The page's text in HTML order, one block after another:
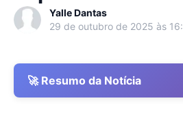
Yalle Dantas
29 de outubro de 2025 às
🚀 Resumo da Notícia